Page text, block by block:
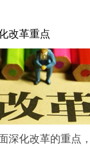
改革重点
深化改革的重点